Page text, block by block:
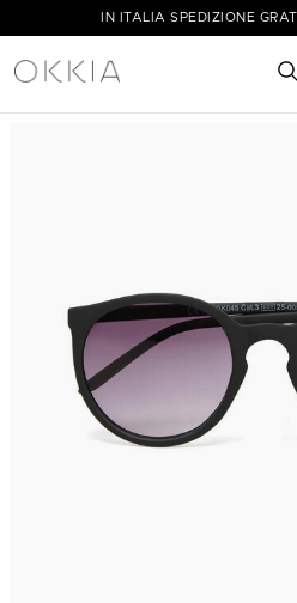
IN ITALIA SPEDIZIONE